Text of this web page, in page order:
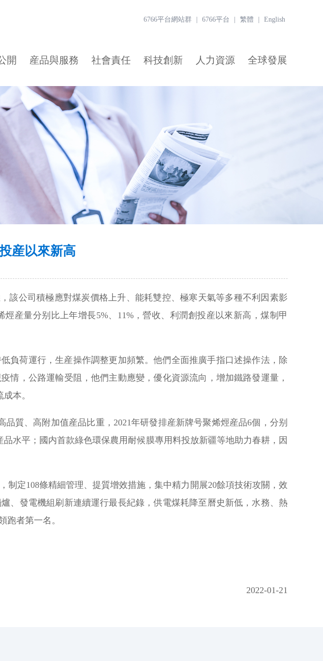
6766平台網站群 6766平台 繁體 English
開 産品與服務 社會責任 科技創新 人力資源 全球發展
産以來新高
該公司積極應對煤炭價格上升、能耗雙控、極寒天氣等多種不利因素影
産量分别比上年增長5%、11%，營收、利潤創投産以來新高，煤制甲
負荷運行，生産操作調整更加頻繁。他們全面推廣手指口述操作法，除
情，公路運輸受阻，他們主動應變，優化資源流向，增加鐵路發運量，
本。
質、高附加值産品比重，2021年研發排産新牌号聚烯烴産品6個，分别
水平；國内首款綠色環保農用耐候膜專用料投放新疆等地助力春耕，因
定108條精細管理、提質增效措施，集中精力開展20餘項技術攻關，效
、發電機組刷新連續運行最長紀錄，供電煤耗降至曆史新低，水務、熱
跑者第一名。
2022-01-21